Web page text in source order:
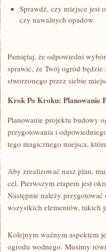
Sprawdź, czy miejsce‌ jest
czy ‍nawalnych ‌opadów.
Pamiętaj,‌ że odpowiedni
sprawić, że ‍Twój ogród
stworzonego przez siebie
Krok ⁢Po ​Kroku: Planowanie
Planowanie projektu budowy
przygotowania i
⁢tego magicznego miejsca,
Aby zrealizować nasz plan,
cel. Pierwszym etapem jest
Następnie należy​
wszystkich elementów,‌ takich⁣
Kolejnym ważnym aspektem
ogrodu wodnego. Musimy⁤